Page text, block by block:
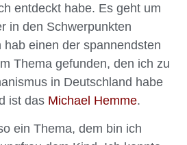
entdeckt habe. Es geht um
in den Schwerpunkten
hab einen der spannendsten
Thema gefunden, den ich zu
in Deutschland habe
ist das Michael Hemme.
ein Thema, dem bin ich